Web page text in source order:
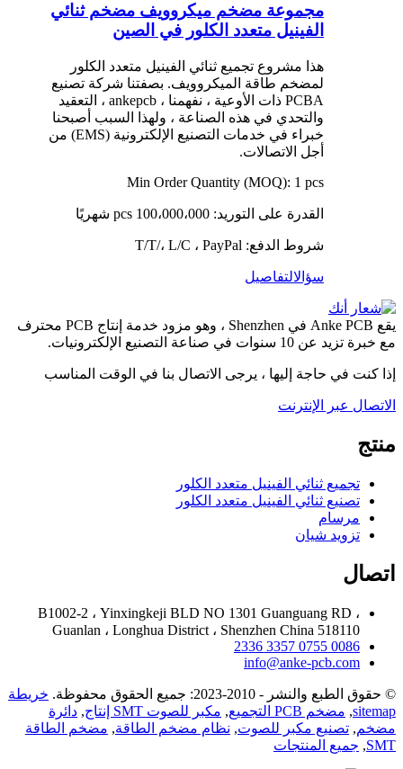
مجموعة مضخم ميكروويف مضخم ثنائي
الفينيل متعدد الكلور في الصين
هذا مشروع تجميع ثنائي الفينيل متعدد الكلور
لمضخم طاقة الميكروويف. بصفتنا شركة تصنيع
PCBA ذات الأوعية ، نفهمنا ، ankepcb ، التعقيد
والتحدي في هذه الصناعة ، ولهذا السبب أصبحنا
خبراء في خدمات التصنيع الإلكترونية (EMS) من
أجل الاتصالات.
Min Order Quantity (MOQ): 1 pcs
القدرة على التوريد: 100،000،000 pcs شهريًا
شروط الدفع: T/T/، L/C ، PayPal
سؤالالتفاصيل
يقع Anke PCB في Shenzhen ، وهو مزود خدمة إنتاج PCB محترف
مع خبرة تزيد عن 10 سنوات في صناعة التصنيع الإلكترونيات.
إذا كنت في حاجة إليها ، يرجى الاتصال بنا في الوقت المناسب
الاتصال عبر الإنترنت
منتج
تجميع ثنائي الفينيل متعدد الكلور
تصنيع ثنائي الفينيل متعدد الكلور
مرسام
تزويد شيان
اتصال
B1002-2 ، Yinxingkeji BLD NO 1301 Guanguang RD ،
Guanlan ، Longhua District ، Shenzhen China 518110
0086 0755 3357 2336
info@anke-pcb.com
© حقوق الطبع والنشر - 2010-2023: جميع الحقوق محفوظة.
خريطة
sitemap
, مضخم PCB التجميع , مكبر للصوت SMT إنتاج , دائرة
مضخم, تصنيع مكبر للصوت, نظام مضخم الطاقة, مضخم الطاقة
SMT
, جميع المنتجات